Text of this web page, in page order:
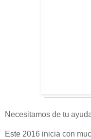
Necesitamos de tu
Este 2016 inicia con